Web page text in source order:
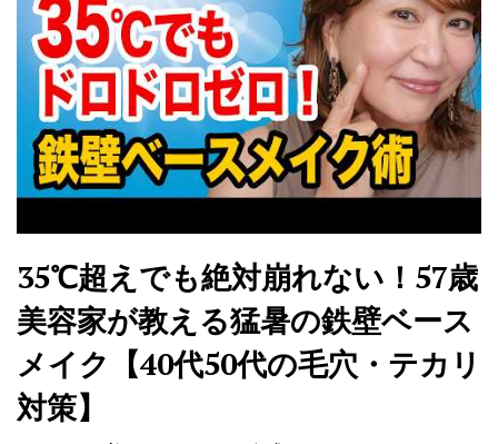
35℃超えでも絶対崩れない！57歳
美容家が教える猛暑の鉄壁ベース
メイク【40代50代の毛穴・テカリ
対策】